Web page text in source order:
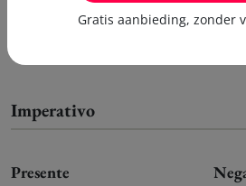
loro abbiano riferrato
loro
Imperativo
Presente
Gratis aanbieding, zonder